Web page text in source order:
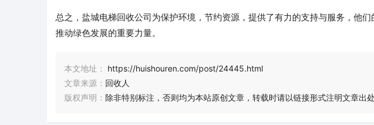
总之，盐城电梯回收公司为保护环境，节约资源，提供了有力的支持与服务，他
推动绿色发展的重要力量。
本文地址：
https://huishouren.com/post/24445.html
文章来源： 回收人
版权声明： 除非特别标注，否则均为本站原创文章，转载时请以链接形式注明文章出处